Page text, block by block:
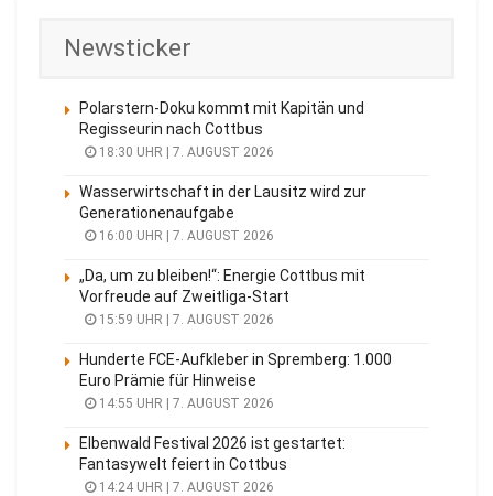
Newsticker
Polarstern-Doku kommt mit Kapitän und
Regisseurin nach Cottbus
18:30 UHR | 7. AUGUST 2026
Wasserwirtschaft in der Lausitz wird zur
Generationenaufgabe
16:00 UHR | 7. AUGUST 2026
„Da, um zu bleiben!“: Energie Cottbus mit
Vorfreude auf Zweitliga-Start
15:59 UHR | 7. AUGUST 2026
Hunderte FCE-Aufkleber in Spremberg: 1.000
Euro Prämie für Hinweise
14:55 UHR | 7. AUGUST 2026
Elbenwald Festival 2026 ist gestartet:
Fantasywelt feiert in Cottbus
14:24 UHR | 7. AUGUST 2026